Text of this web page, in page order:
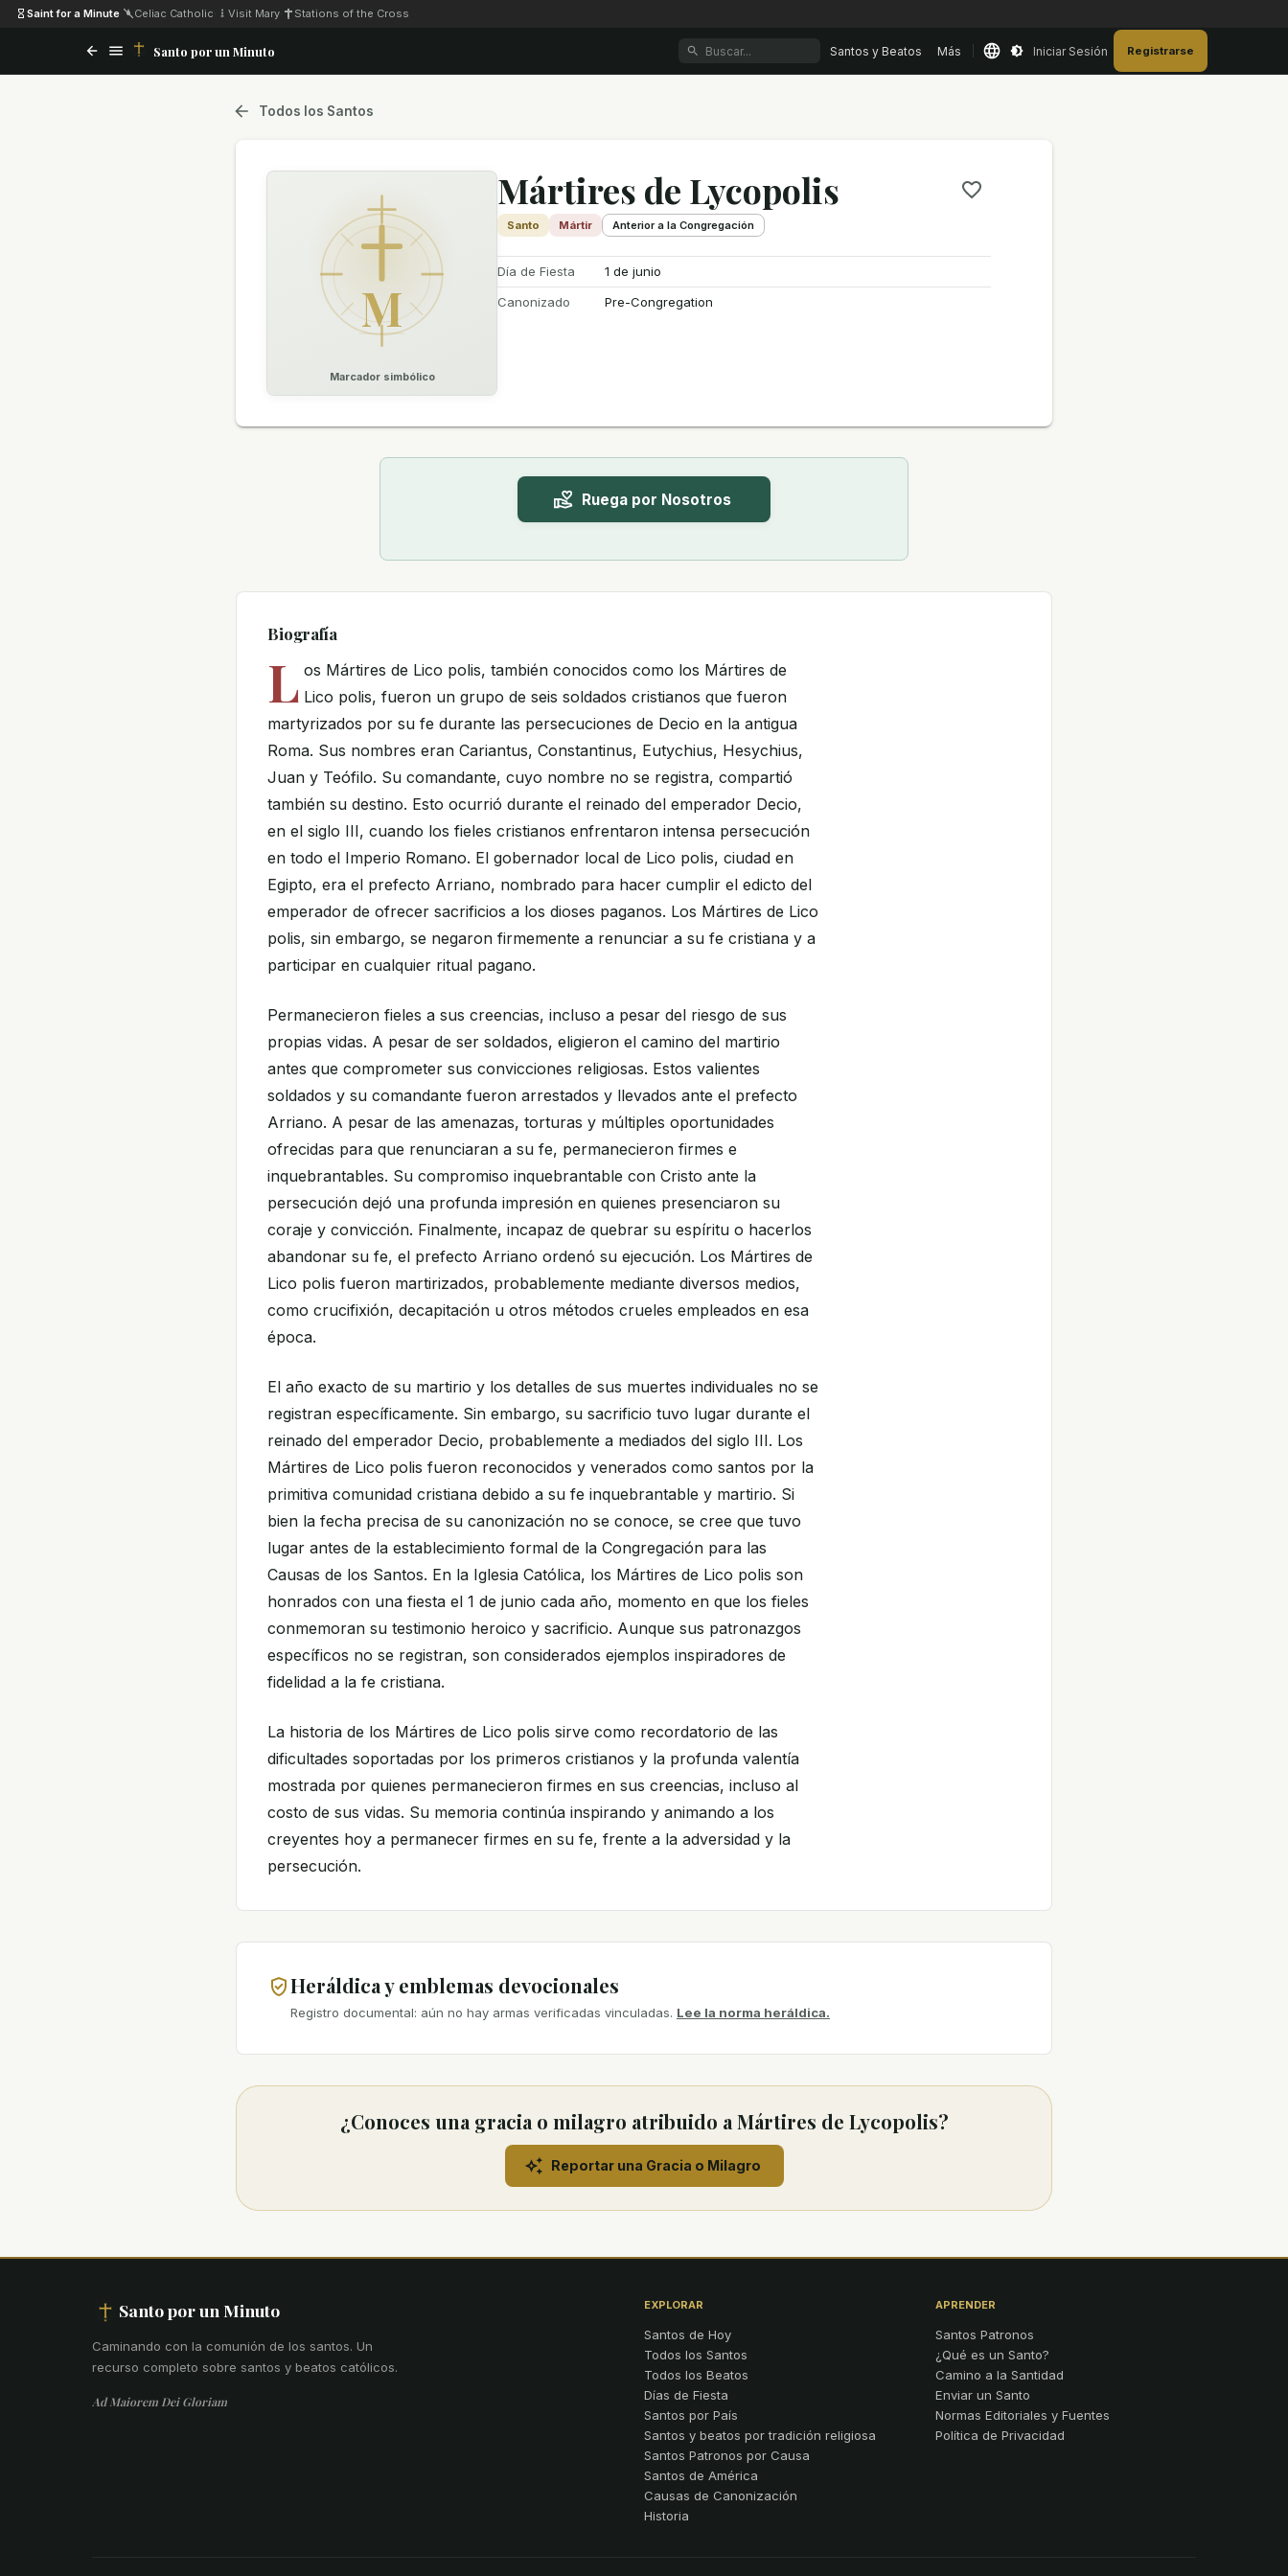
Saint for a Minute Celiac Catholic Visit Mary Stations of the Cross
Santo por un Minuto Santos y Beatos Más Iniciar Sesión Registrarse
Todos los Santos
M
Marcador simbólico
Mártires de Lycopolis
Santo Mártir Anterior a la Congregación
Día de Fiesta
1 de junio
Canonizado
Pre-Congregation
Ruega por Nosotros
Biografía
L os Mártires de Lico polis, también conocidos como los Mártires de
Lico polis, fueron un grupo de seis soldados cristianos que fueron
martyrizados por su fe durante las persecuciones de Decio en la antigua
Roma. Sus nombres eran Cariantus, Constantinus, Eutychius, Hesychius,
Juan y Teófilo. Su comandante, cuyo nombre no se registra, compartió
también su destino. Esto ocurrió durante el reinado del emperador Decio,
en el siglo III, cuando los fieles cristianos enfrentaron intensa persecución
en todo el Imperio Romano. El gobernador local de Lico polis, ciudad en
Egipto, era el prefecto Arriano, nombrado para hacer cumplir el edicto del
emperador de ofrecer sacrificios a los dioses paganos. Los Mártires de Lico
polis, sin embargo, se negaron firmemente a renunciar a su fe cristiana y a
participar en cualquier ritual pagano.
Permanecieron fieles a sus creencias, incluso a pesar del riesgo de sus
propias vidas. A pesar de ser soldados, eligieron el camino del martirio
antes que comprometer sus convicciones religiosas. Estos valientes
soldados y su comandante fueron arrestados y llevados ante el prefecto
Arriano. A pesar de las amenazas, torturas y múltiples oportunidades
ofrecidas para que renunciaran a su fe, permanecieron firmes e
inquebrantables. Su compromiso inquebrantable con Cristo ante la
persecución dejó una profunda impresión en quienes presenciaron su
coraje y convicción. Finalmente, incapaz de quebrar su espíritu o hacerlos
abandonar su fe, el prefecto Arriano ordenó su ejecución. Los Mártires de
Lico polis fueron martirizados, probablemente mediante diversos medios,
como crucifixión, decapitación u otros métodos crueles empleados en esa
época.
El año exacto de su martirio y los detalles de sus muertes individuales no se
registran específicamente. Sin embargo, su sacrificio tuvo lugar durante el
reinado del emperador Decio, probablemente a mediados del siglo III. Los
Mártires de Lico polis fueron reconocidos y venerados como santos por la
primitiva comunidad cristiana debido a su fe inquebrantable y martirio. Si
bien la fecha precisa de su canonización no se conoce, se cree que tuvo
lugar antes de la establecimiento formal de la Congregación para las
Causas de los Santos. En la Iglesia Católica, los Mártires de Lico polis son
honrados con una fiesta el 1 de junio cada año, momento en que los fieles
conmemoran su testimonio heroico y sacrificio. Aunque sus patronazgos
específicos no se registran, son considerados ejemplos inspiradores de
fidelidad a la fe cristiana.
La historia de los Mártires de Lico polis sirve como recordatorio de las
dificultades soportadas por los primeros cristianos y la profunda valentía
mostrada por quienes permanecieron firmes en sus creencias, incluso al
costo de sus vidas. Su memoria continúa inspirando y animando a los
creyentes hoy a permanecer firmes en su fe, frente a la adversidad y la
persecución.
Heráldica y emblemas devocionales
Registro documental: aún no hay armas verificadas vinculadas. Lee la norma heráldica.
¿Conoces una gracia o milagro atribuido a Mártires de Lycopolis?
Reportar una Gracia o Milagro
Santo por un Minuto
Caminando con la comunión de los santos. Un
recurso completo sobre santos y beatos católicos.
Ad Maiorem Dei Gloriam
EXPLORAR
Santos de Hoy
Todos los Santos
Todos los Beatos
Días de Fiesta
Santos por País
Santos y beatos por tradición religiosa
Santos Patronos por Causa
Santos de América
Causas de Canonización
Historia
APRENDER
Santos Patronos
¿Qué es un Santo?
Camino a la Santidad
Enviar un Santo
Normas Editoriales y Fuentes
Política de Privacidad